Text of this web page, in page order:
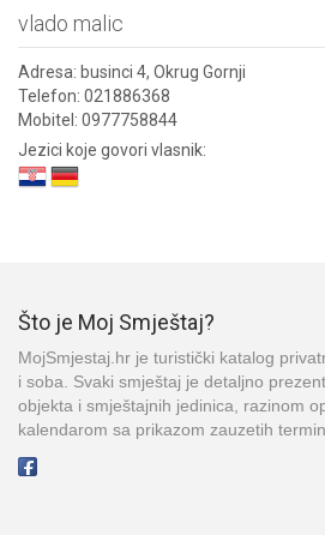
vlado malic
Adresa: businci 4, Okrug Gornji
Telefon: 021886368
Mobitel: 0977758844
Jezici koje govori vlasnik:
Što je Moj Smještaj?
MojSmjestaj.hr je turistički katalog
i soba. Svaki smještaj je detaljno
objekta i smještajnih jedinica, razinom
kalendarom sa prikazom zauzetih